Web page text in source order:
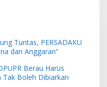
Tuntas, PERSADAKU
dan Anggaran”
Berau Harus
Tak Boleh Dibiarkan